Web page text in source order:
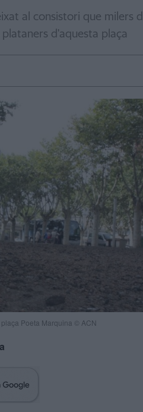
al consistori que milers
d'aquesta plaça
Poeta Marquina © ACN